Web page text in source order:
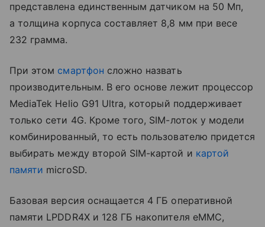
представлена единственным датчиком на 50 Мп,
а толщина корпуса составляет 8,8 мм при весе
232 грамма.
При этом смартфон сложно назвать
производительным. В его основе лежит процессор
MediaTek Helio G91 Ultra, который поддерживает
только сети 4G. Кроме того, SIM-лоток у модели
комбинированный, то есть пользователю придется
выбирать между второй SIM-картой и картой
памяти microSD.
Базовая версия оснащается 4 ГБ оперативной
памяти LPDDR4X и 128 ГБ накопителя eMMC,